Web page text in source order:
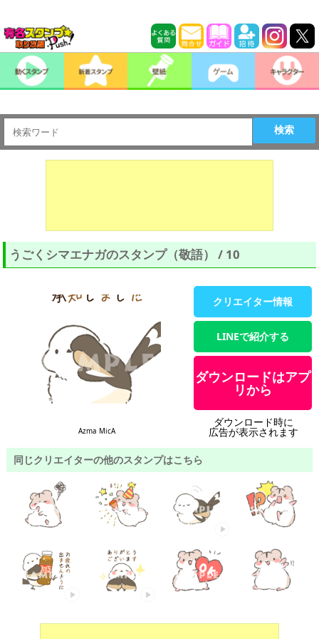
検索
うごくシマエナガのスタンプ（敬語） / 10
Azma MicA
クリエイター情報
LINEで紹介する
ダウンロードはアプ
リから
ダウンロード時に
広告が表示されます
同じクリエイターの他のスタンプはこちら